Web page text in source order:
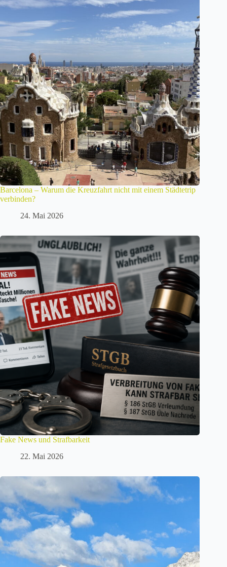
Barcelona – Warum die Kreuzfahrt nicht mit einem Städtetrip
verbinden?
24. Mai 2026
Fake News und Strafbarkeit
22. Mai 2026